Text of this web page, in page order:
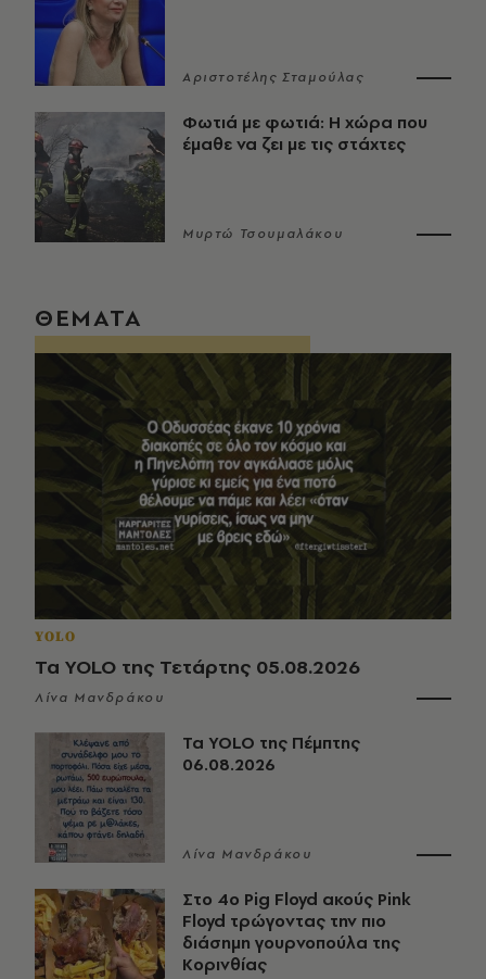
Αριστοτέλης Σταμούλας
Φωτιά με φωτιά: Η χώρα που
έμαθε να ζει με τις στάχτες
Μυρτώ Τσουμαλάκου
ΘΕΜΑΤΑ
YOLO
Τα YOLO της Τετάρτης 05.08.2026
Λίνα Μανδράκου
Τα YOLO της Πέμπτης
06.08.2026
Λίνα Μανδράκου
Στο 4ο Pig Floyd ακούς Pink
Floyd τρώγοντας την πιο
διάσημη γουρνοπούλα της
Κορινθίας